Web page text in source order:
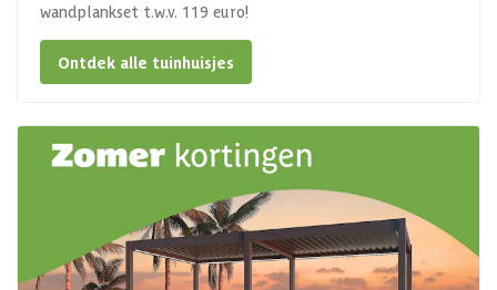
wandplankset t.w.v. 119 euro!
Ontdek alle tuinhuisjes